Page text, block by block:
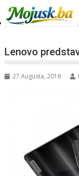
Lenovo
27 Augusta, 2018